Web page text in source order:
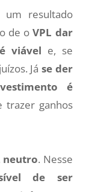
um resultado
de o VPL dar
viável e, se
Já se der
é
trazer ganhos
neutro. Nesse
de ser